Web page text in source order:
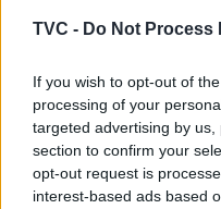
TVC - Do Not Process
If you wish to opt-out of
processing of your
targeted advertising by
section to confirm your
opt-out request is
interest-based ads based